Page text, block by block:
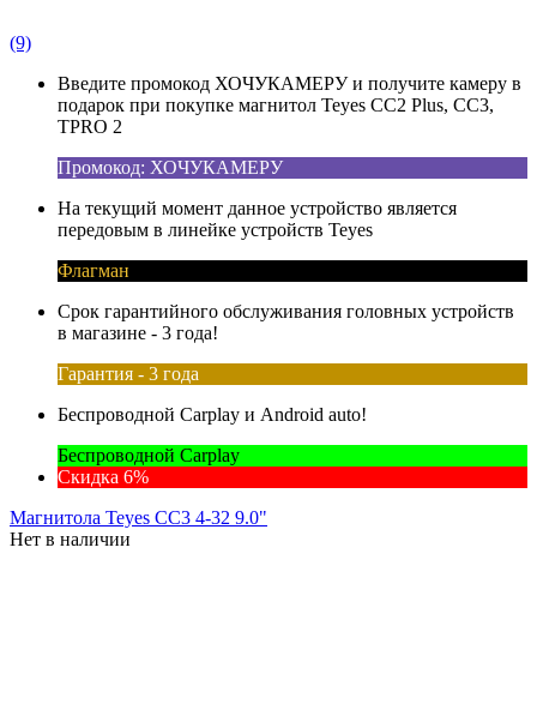
(9)
Введите промокод ХОЧУКАМЕРУ и получите камеру в
подарок при покупке магнитол Teyes CC2 Plus, CC3,
TPRO 2
Промокод: ХОЧУКАМЕРУ
На текущий момент данное устройство является
передовым в линейке устройств Teyes
Флагман
Срок гарантийного обслуживания головных устройств
в магазине - 3 года!
Гарантия - 3 года
Беспроводной Carplay и Android auto!
Беспроводной Carplay
Скидка 6%
Магнитола Teyes CC3 4-32 9.0"
Нет в наличии